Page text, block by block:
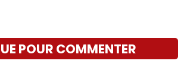
POUR COMMENTER